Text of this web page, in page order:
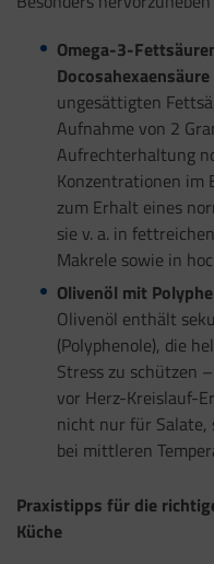
Omega-3-
Docosahexaensäure
ungesättigten
Aufnahme von 2
Aufrechterhaltung
Konzentrationen im
zum Erhalt eines
sie v. a. in
Makrele sowie in
Olivenöl mit
Olivenöl enthält
(Polyphenole), die
Stress zu schützen
vor Herz-Kreislauf-
nicht nur für Salate,
bei mittleren
Praxistipps für die
Küche